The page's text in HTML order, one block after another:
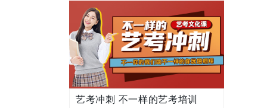
艺考冲刺 不一样的艺考培训